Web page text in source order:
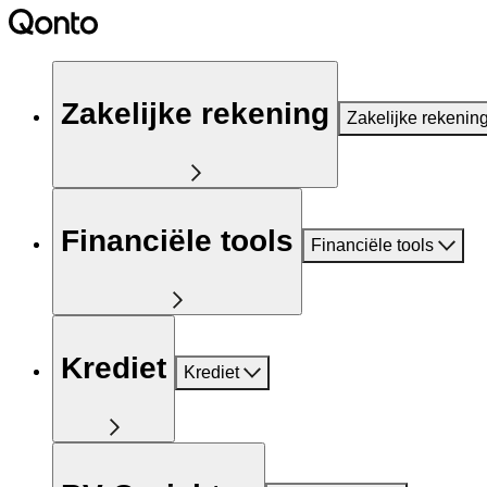
Zakelijke rekening Zakelijke
Financiële tools Financiële tools
Krediet Krediet